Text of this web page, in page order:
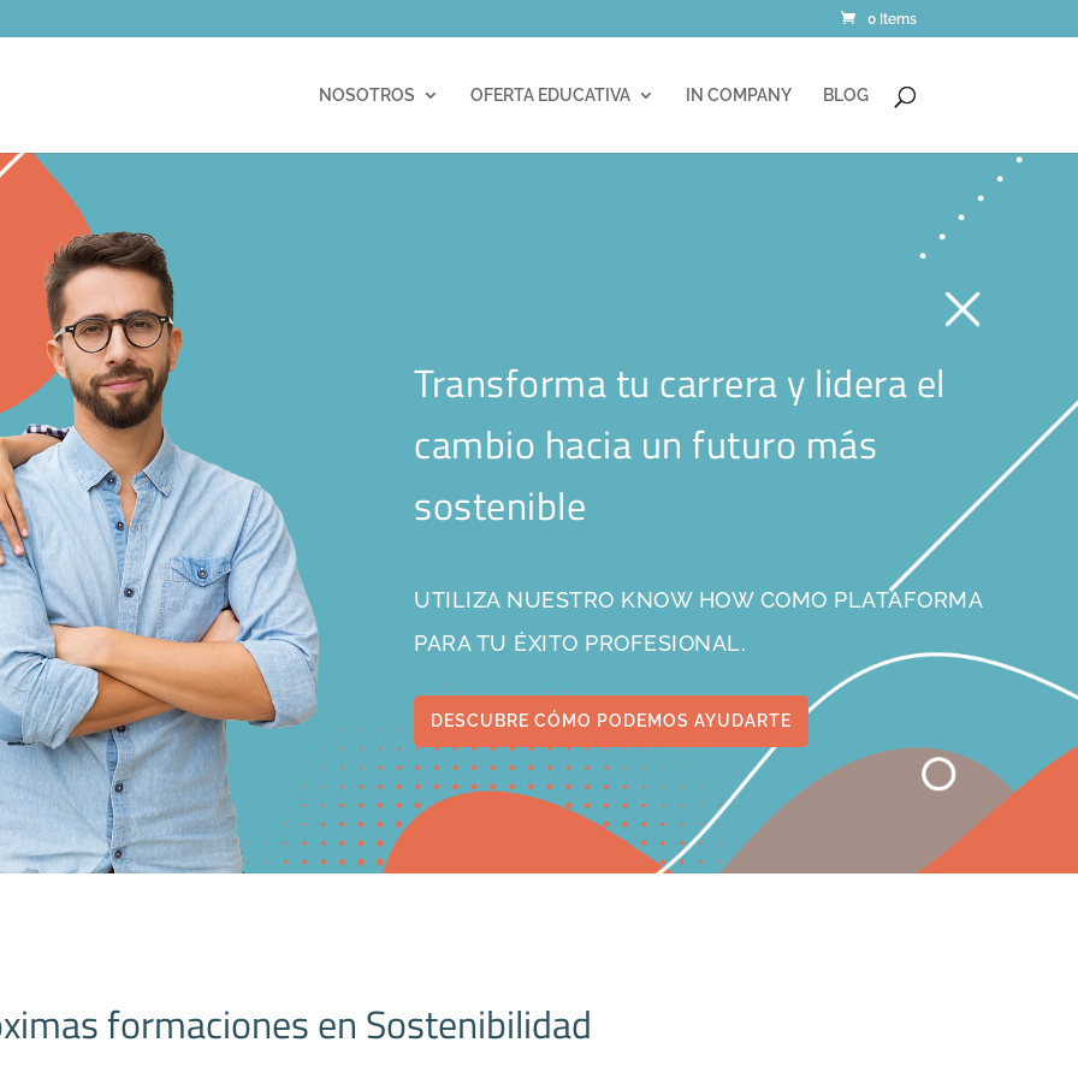
0 Items
NOSOTROS OFERTA EDUCATIVA IN COMPANY BLOG
Transforma tu carrera y lidera el
cambio hacia un futuro más
sostenible
UTILIZA NUESTRO KNOW HOW COMO PLATAFORMA
PARA TU ÉXITO PROFESIONAL.
DESCUBRE CÓMO PODEMOS AYUDARTE
formaciones en Sostenibilidad